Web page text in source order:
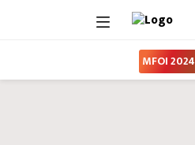
MFOI 2024